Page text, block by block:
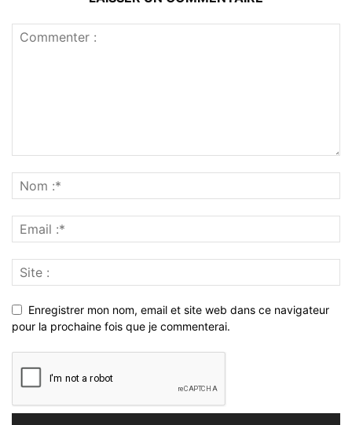
Enregistrer mon nom, email et site web dans ce navigateur
pour la prochaine fois que je commenterai.